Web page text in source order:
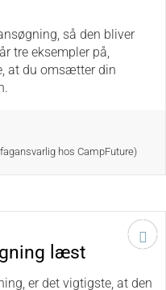
så den bliver
tre eksempler på,
at du omsætter din
hos CampFuture)
læst
er det vigtigste, at den